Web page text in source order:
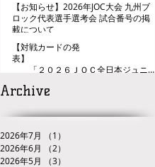
【お知らせ】2026年JOC大会 九州ブ
ロック代表選手選考会 試合番号の掲
載について
【対戦カードの発
表】
「２０２６ＪＯＣ全日本ジュニア
表選手選考会」
Archive
2026年7月 （1）
2026年6月
（2）
2026年5月
（3）